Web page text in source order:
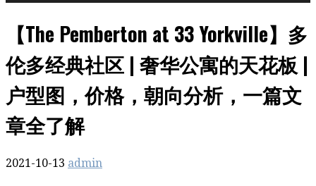
【The Pemberton at 33 Yorkville】多
伦多经典社区 | 奢华公寓的天花板 |
户型图，价格，朝向分析，一篇文
章全了解
2021-10-13 admin